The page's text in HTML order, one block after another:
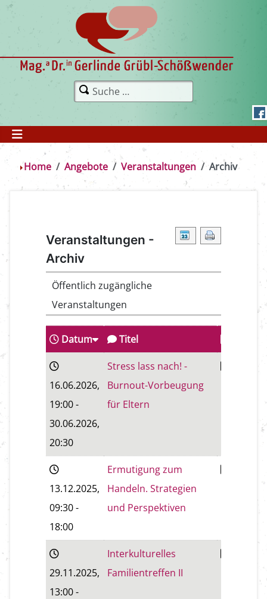
Home Angebote Veranstaltungen Archiv
Veranstaltungen -
Archiv
Öffentlich zugängliche
Veranstaltungen
Datum Titel
16.06.2026,
19:00-
30.06.2026,
20:30
Stress lass nach! -
Burnout-Vorbeugung
für Eltern
13.12.2025,
09:30-
18:00
Ermutigung zum
Handeln. Strategien
und Perspektiven
29.11.2025,
13:00-
Interkulturelles
Familientreffen II